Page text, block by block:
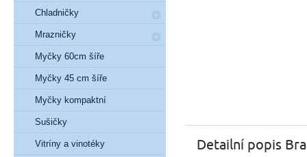
Detailní popis
Chladničky
Mrazničky
Myčky 60cm šíře
Myčky 45 cm šíře
Myčky kompaktní
Sušičky
Vitríny a vinotéky